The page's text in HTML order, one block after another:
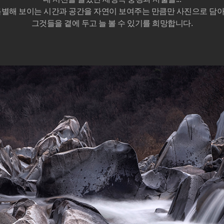
해 보이는 시간과 공간을 자연이 보여주는 만큼만 사진으로 담
그것들을 곁에 두고 늘 볼 수 있기를 희망합니다.